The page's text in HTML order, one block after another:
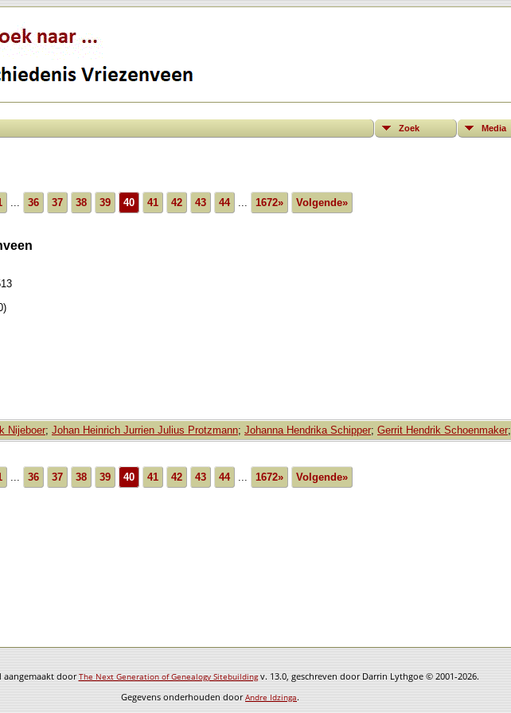
Zoek Media
... 36 37 38 39 40 41 42 43 44 ... 1672» Volgende»
Nijeboer; Johan Heinrich Jurrien Julius Protzmann; Johanna Hendrika Schipper; Gerrit Hendrik Schoenmaker;
... 36 37 38 39 40 41 42 43 44 ... 1672» Volgende»
aangemaakt doorThe Next Generation of Genealogy Sitebuildingv. 13.0, geschreven door Darrin Lythgoe © 2001-2026.
Gegevens onderhouden doorAndre Idzinga.